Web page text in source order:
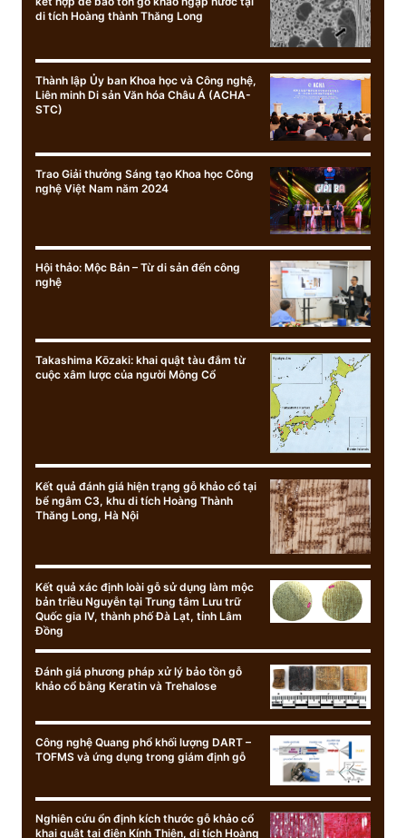
di tích Hoàng thành Thăng Long
Thành lập Ủy ban Khoa học và Công nghệ,
Liên minh Di sản Văn hóa Châu Á (ACHA-
STC)
Trao Giải thưởng Sáng tạo Khoa học Công
nghệ Việt Nam năm 2024
Hội thảo: Mộc Bản – Từ di sản đến công
nghệ
Takashima Kōzaki: khai quật tàu đắm từ
cuộc xâm lược của người Mông Cổ
Kết quả đánh giá hiện trạng gỗ khảo cổ tại
bể ngâm C3, khu di tích Hoàng Thành
Thăng Long, Hà Nội
Kết quả xác định loài gỗ sử dụng làm mộc
bản triều Nguyễn tại Trung tâm Lưu trữ
Quốc gia IV, thành phố Đà Lạt, tỉnh Lâm
Đồng
Đánh giá phương pháp xử lý bảo tồn gỗ
khảo cổ bằng Keratin và Trehalose
Công nghệ Quang phổ khối lượng DART –
TOFMS và ứng dụng trong giám định gỗ
Nghiên cứu ổn định kích thước gỗ khảo cổ
khai quật tại điện Kính Thiên, di tích Hoàng